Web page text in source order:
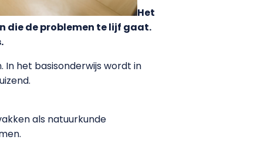
Het
die de problemen te lijf gaat.
het basisonderwijs wordt in
als natuurkunde